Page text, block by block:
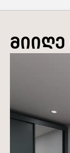
მიიღე